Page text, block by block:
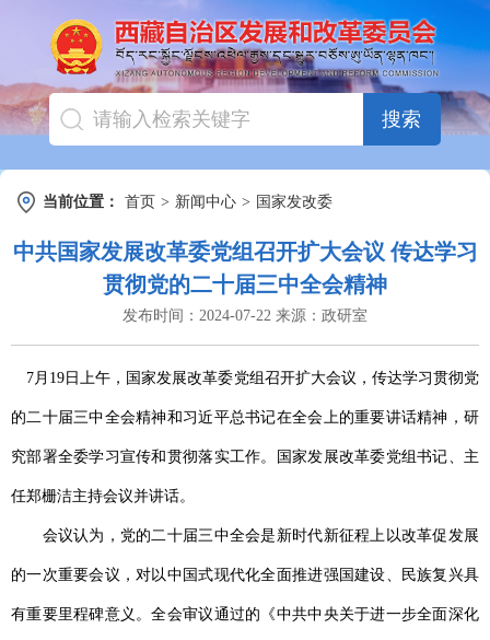
搜索
当前位置： 首页 > 新闻中心 > 国家发改委
中共国家发展改革委党组召开扩大会议 传达学习
贯彻党的二十届三中全会精神
发布时间： 2024-07-22 来源： 政研室
7月19日上午，国家发展改革委党组召开扩大会议，传达学习贯彻党
的二十届三中全会精神和习近平总书记在全会上的重要讲话精神，研
究部署全委学习宣传和贯彻落实工作。国家发展改革委党组书记、主
任郑栅洁主持会议并讲话。
会议认为，党的二十届三中全会是新时代新征程上以改革促发展
的一次重要会议，对以中国式现代化全面推进强国建设、民族复兴具
有重要里程碑意义。全会审议通过的《中共中央关于进一步全面深化